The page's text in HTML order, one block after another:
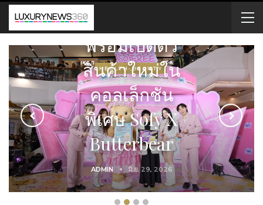
FOOD & DRINK
HEALTH-ฺBEAUTY
HEALTH-ฺBEAUTY
วัตสันบุกสีลม
เปิดตี้กลางเมือง
แบบตัวมัม คน
สวยแตกตื่นทั้ง
ย่าน!
ADMIN พ.ค. 29, 2026
FOOD & DRINK